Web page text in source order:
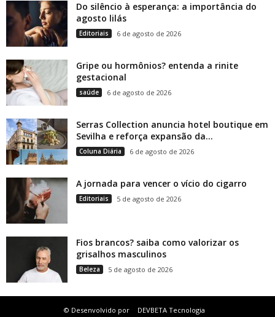
Do silêncio à esperança: a importância do
agosto lilás
Editoriais 6 de agosto de 2026
Gripe ou hormônios? entenda a rinite
gestacional
saúde 6 de agosto de 2026
Serras Collection anuncia hotel boutique em
Sevilha e reforça expansão da...
Coluna Diária 6 de agosto de 2026
A jornada para vencer o vício do cigarro
Editoriais 5 de agosto de 2026
Fios brancos? saiba como valorizar os
grisalhos masculinos
Beleza 5 de agosto de 2026
© Desenvolvido por DEVBETA Tecnologia